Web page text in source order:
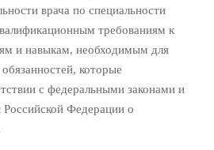
врача по специальности
требованиям к
и навыкам, необходимым для
которые
с федеральными законами и
Федерации о